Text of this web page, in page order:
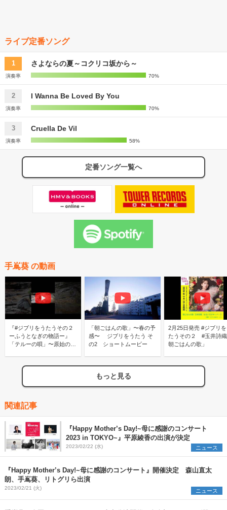
ライブ定番ソング
1 さよならの夏～コクリコ坂から～
演奏率 70%
2 I Wanna Be Loved By You
演奏率 70%
3 Cruella De Vil
演奏率 58%
定番ソング一覧へ
手嶌葵 の動画
『#ジブリをうたうその２
ーふうとなぎの物語ー』
「テルーの唄」〜原始の森
「朝ごはんの歌」〜春の予
感〜 ジブリをうたう そ
の2 ショートムービー
2月25日発売 #ジブリをう
たうその２ #玉井詩
朝ごはんの歌」
もっと見る
関連記事
『Happy Mother’s Day!~母に感謝のコンサート
2023 in TOKYO~』平原綾香の出演が決定
2023/02/22 (水) ニュース
『Happy Mother’s Day!~母に感謝のコンサート』開催決定 森山直太
朗、手嶌葵、リトグリら出演
2023/02/21 (火) ニュース